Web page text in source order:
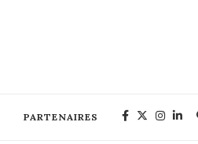
PARTENAIRES